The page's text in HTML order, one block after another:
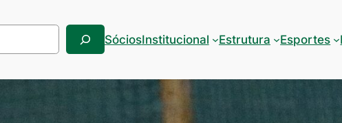
SóciosInstitucional Estrutura Esportes